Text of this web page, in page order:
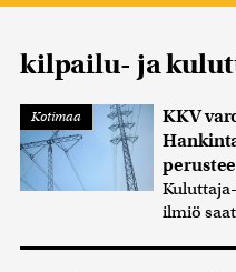
kilpailu- ja
Kotimaa
KKV
ilmiö